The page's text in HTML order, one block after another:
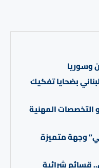
وسوريا
بضحايا تفكيك
التخصصات المهنية
وجهة متميزة
قسائم شرائية